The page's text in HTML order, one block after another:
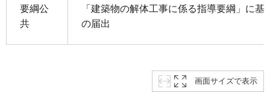
要綱公
共
「建築物の解体工事に係る指導要綱」に
の届出
画面サイズで表示